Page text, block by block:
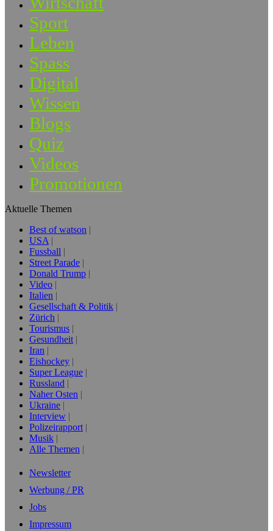
Sport
Leben
Spass
Digital
Wissen
Blogs
Quiz
Videos
Promotionen
Aktuelle Themen
Best of watson
USA
Fussball
Street Parade
Donald Trump
Video
Italien
Gesellschaft & Politik
Zürich
Tourismus
Gesundheit
Iran
Eishockey
Super League
Russland
Naher Osten
Ukraine
Interview
Polizeirapport
Musik
Alle Themen
Newsletter
Werbung / PR
Jobs
Impressum